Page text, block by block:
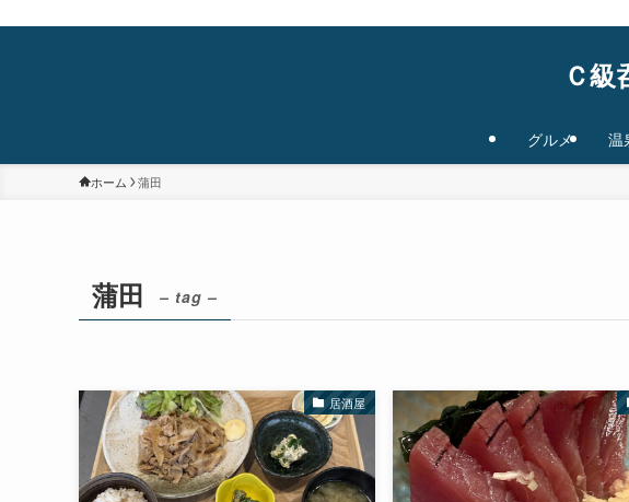
Ｃ級
グルメ 温
ホーム 蒲田
蒲田 – tag –
居酒屋